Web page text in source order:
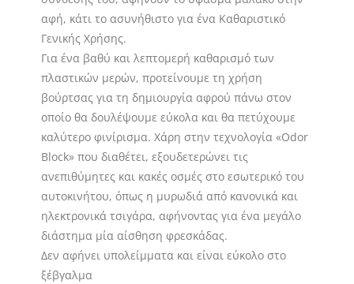
αφή, κάτι το ασυνήθιστο για ένα Καθαριστικό
Γενικής Χρήσης.
Για ένα βαθύ και λεπτομερή καθαρισμό των
πλαστικών μερών, προτείνουμε τη χρήση
βούρτσας για τη δημιουργία αφρού πάνω στον
οποίο θα δουλέψουμε εύκολα και θα πετύχουμε
καλύτερο φινίρισμα. Χάρη στην τεχνολογία «Odor
Block» που διαθέτει, εξουδετερώνει τις
ανεπιθύμητες και κακές οσμές στο εσωτερικό του
αυτοκινήτου, όπως η μυρωδιά από κανονικά και
ηλεκτρονικά τσιγάρα, αφήνοντας για ένα μεγάλο
διάστημα μία αίσθηση φρεσκάδας.
Δεν αφήνει υπολείμματα και είναι εύκολο στο
ξέβγαλμα